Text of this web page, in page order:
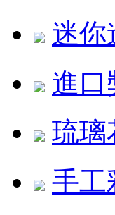
迷你
進口
琉璃
手工